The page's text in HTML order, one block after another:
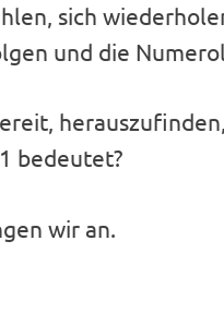
sich
und die
bedeutet?
wir an.